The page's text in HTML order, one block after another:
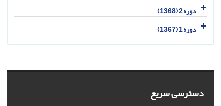
دوره 2 (1368)
دوره 1 (1367)
دسترسی سریع